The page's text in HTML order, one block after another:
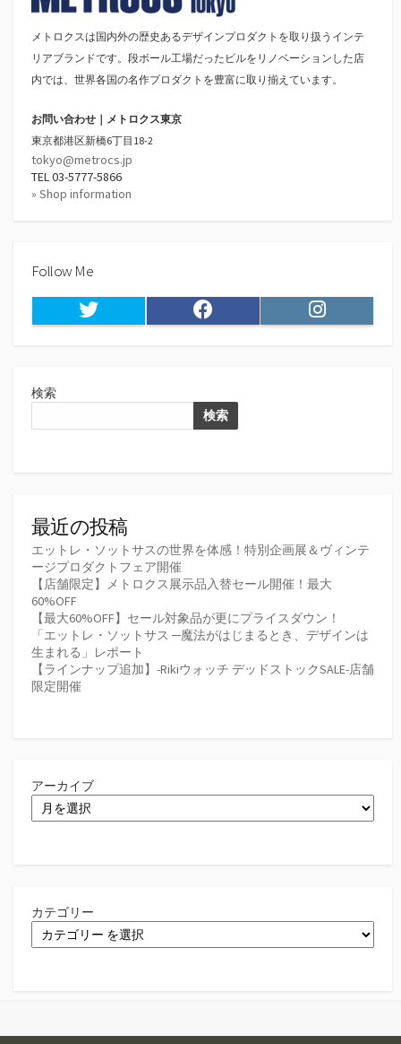
メトロクスは国内外の歴史あるデザインプロダクトを取り扱うインテ
リアブランドです。段ボール工場だったビルをリノベーションした店
内では、世界各国の名作プロダクトを豊富に取り揃えています。
お問い合わせ｜メトロクス東京
東京都港区新橋6丁目18-2
tokyo@metrocs.jp
TEL 03-5777-5866
» Shop information
Follow Me
Twitter Facebook Instagram
検索
検索
最近の投稿
エットレ・ソットサスの世界を体感！特別企画展＆ヴィンテ
ージプロダクトフェア開催
【店舗限定】メトロクス展示品入替セール開催！最大
60%OFF
【最大60%OFF】セール対象品が更にプライスダウン！
「エットレ・ソットサス ─魔法がはじまるとき、デザインは
生まれる」レポート
【ラインナップ追加】-Rikiウォッチ デッドストックSALE-店舗
限定開催
アーカイブ
カテゴリー